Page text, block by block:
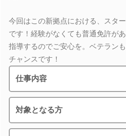
今回はこの新拠点における、スタ
です！経験がなくても普通免許が
指導するのでご安心を。ベテラン
チャンスです！
仕事内容
対象となる方